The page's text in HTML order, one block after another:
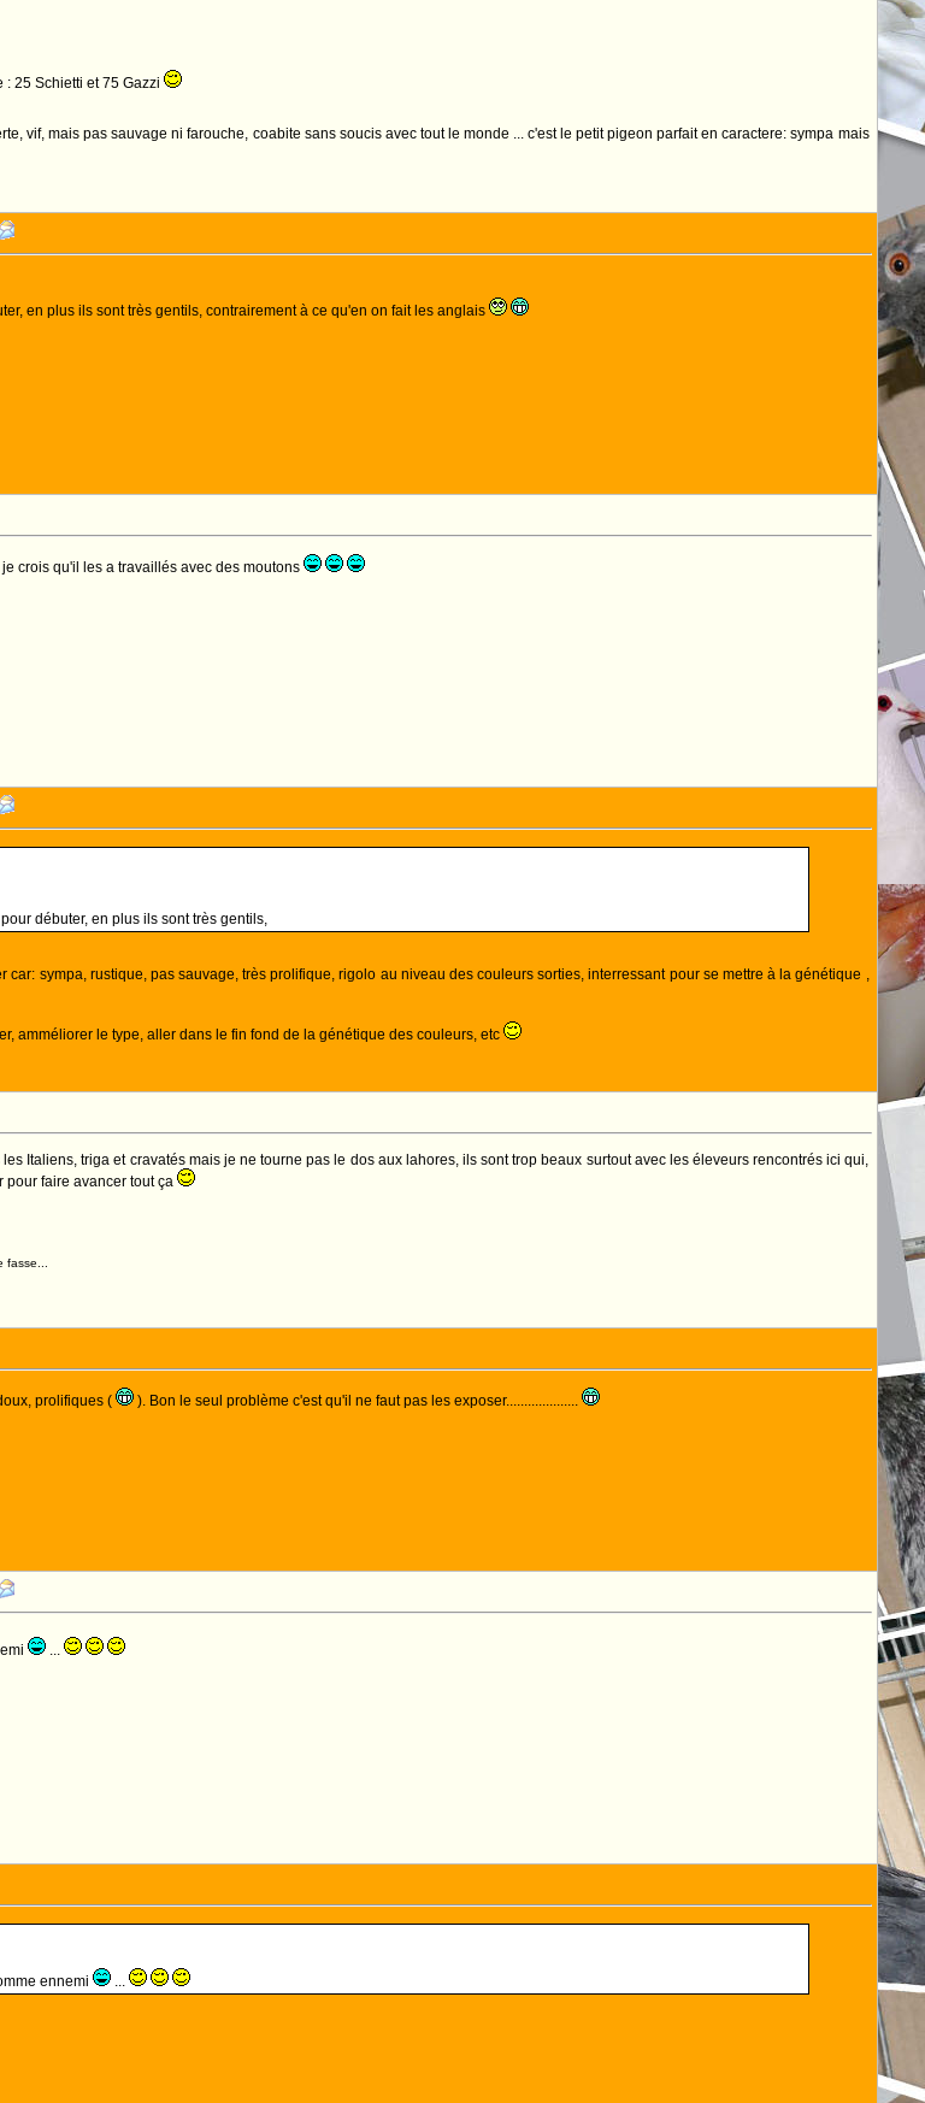
25 Schietti et 75 Gazzi
vif, mais pas sauvage ni farouche, coabite sans soucis avec tout le monde ... c'est le petit pigeon parfait en caractere: sympa mais
en plus ils sont très gentils, contrairement à ce qu'en on fait les anglais
crois qu'il les a travaillés avec des moutons
débuter, en plus ils sont très gentils,
car: sympa, rustique, pas sauvage, très prolifique, rigolo au niveau des couleurs sorties, interressant pour se mettre à la génétique ,
amméliorer le type, aller dans le fin fond de la génétique des couleurs, etc
Italiens, triga et cravatés mais je ne tourne pas le dos aux lahores, ils sont trop beaux surtout avec les éleveurs rencontrés ici qui,
pour faire avancer tout ça
prolifiques ( ). Bon le seul problème c'est qu'il ne faut pas les exposer....................
...
ennemi ...